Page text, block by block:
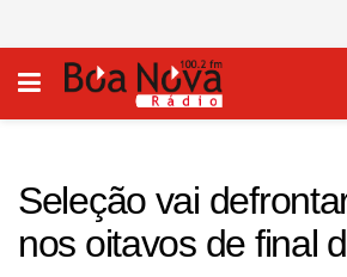
Seleção vai
nos oitavos de final